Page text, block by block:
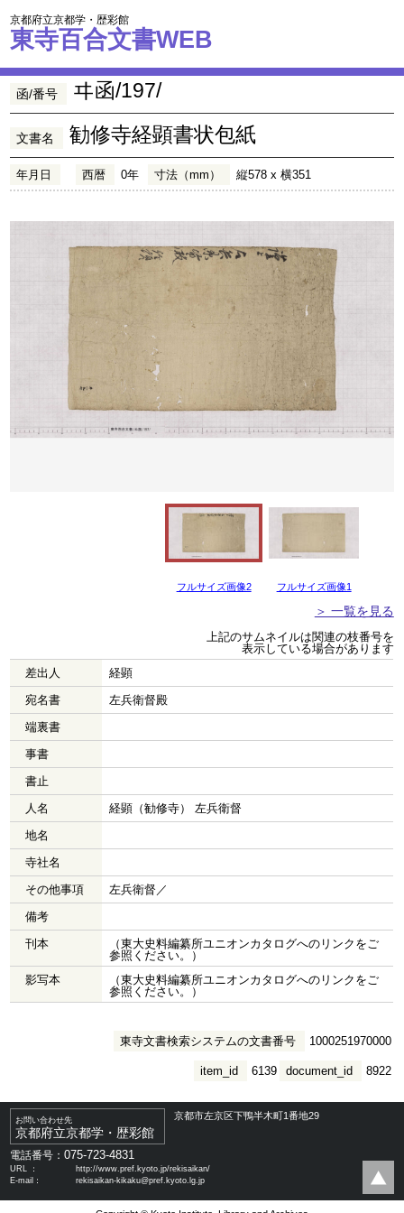
京都府立京都学・歴彩館
東寺百合文書WEB
函/番号 ヰ函/197/
文書名 勧修寺経顕書状包紙
年月日 西暦 0年 寸法（mm） 縦578 x 横351
フルサイズ画像2 フルサイズ画像1
＞ 一覧を見る
上記のサムネイルは関連の枝番号を
表示している場合があります
差出人
経顕
宛名書
左兵衛督殿
端裏書
事書
書止
人名
経顕（勧修寺） 左兵衛督
地名
寺社名
その他事項
左兵衛督／
備考
刊本
（東大史料編纂所ユニオンカタログへのリンクをご
参照ください。）
影写本
（東大史料編纂所ユニオンカタログへのリンクをご
参照ください。）
東寺文書検索システムの文書番号 1000251970000
document_id 8922
item_id 6139
お問い合わせ先
京都府立京都学・歴彩館
京都市左京区下鴨半木町1番地29
電話番号：075-723-4831
URL ：
http://www.pref.kyoto.jp/rekisaikan/
E-mail：
rekisaikan-kikaku@pref.kyoto.lg.jp